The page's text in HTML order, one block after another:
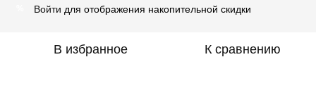
Войти для отображения накопительной скидки
В избранное К сравнению